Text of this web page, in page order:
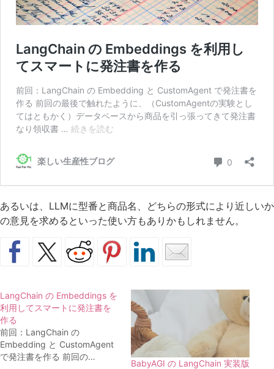
あるいは、LLMに型番と商品名、どちらの形式により近しいか
の意見を求めるといった使い方もありかもしれません。
LangChain の Embeddings を
利用してスマートに発注書を
作る
前回：LangChain の
Embedding と CustomAgent
で発注書を作る 前回の…
BabyAGI の LangChain 実装版